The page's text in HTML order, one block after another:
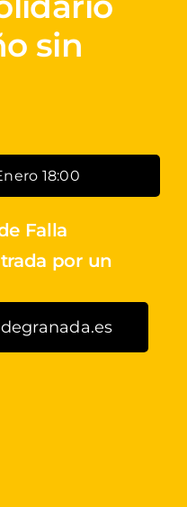
sin
18:00
Falla
por un